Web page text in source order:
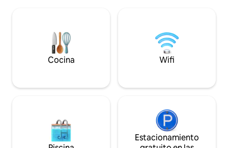
Depende de usted conectar los
elementos, resolver los enigmas y poner
fin a lo que está sucediendo aquí.
animales previa
continental con
bajo petición con
Cocina Wifi
Estacionamiento